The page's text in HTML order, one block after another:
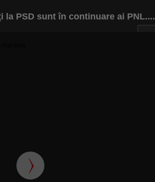
la PSD sunt în continuare ai PNL....